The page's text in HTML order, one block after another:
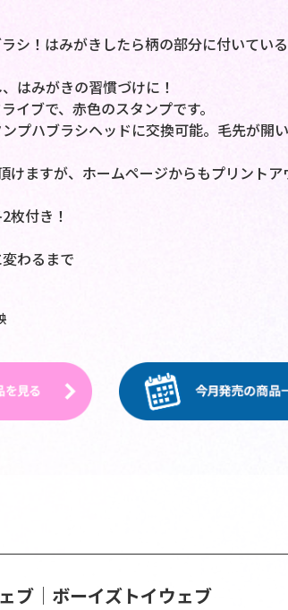
シ！はみがきしたら柄の部分に付いてい
はみがきの習慣づけに！
イブで、赤色のスタンプです。
プハブラシヘッドに交換可能。毛先が開
けますが、ホームページからもプリント
枚付き！
わるまで
ブ│ボーイズトイウェブ